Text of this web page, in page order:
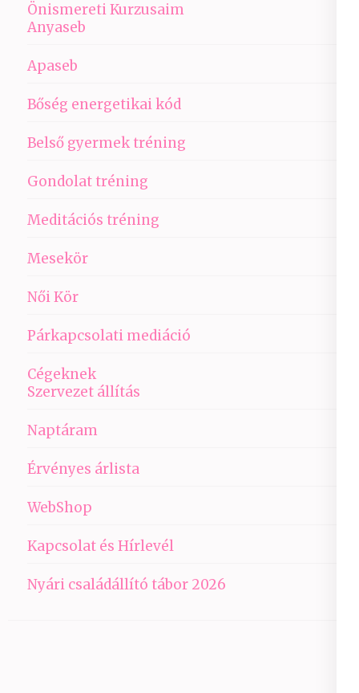
Önismereti Kurzusaim
Anyaseb
Apaseb
Bőség energetikai kód
Belső gyermek tréning
Gondolat tréning
Meditációs tréning
Mesekör
Női Kör
Párkapcsolati mediáció
Cégeknek
Szervezet állítás
Naptáram
Érvényes árlista
WebShop
Kapcsolat és Hírlevél
Nyári családállító tábor 2026